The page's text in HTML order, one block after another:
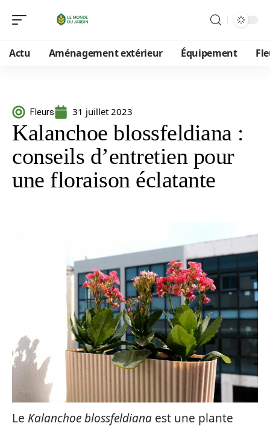
Actu Aménagement extérieur Équipement
Fleurs 31 juillet 2023
Kalanchoe blossfeldiana :
conseils d’entretien pour
une floraison éclatante
Le Kalanchoe blossfeldiana est une plante